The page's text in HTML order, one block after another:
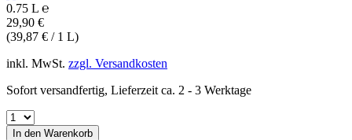
0.75 L ℮
29,90 €
(39,87 € / 1 L)
inkl. MwSt. zzgl. Versandkosten
Sofort versandfertig, Lieferzeit ca. 2 - 3 Werktage
In den Warenkorb